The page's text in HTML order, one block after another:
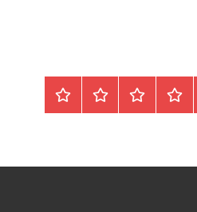
Blog
من
اتصل
سياسة